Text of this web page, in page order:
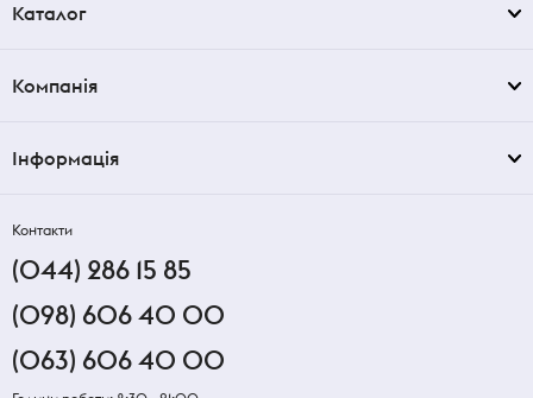
Каталог
Компанія
Інформація
Контакти
(044) 286 15 85
(098) 606 40 00
(063) 606 40 00